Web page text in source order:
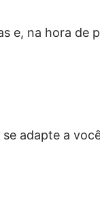
e, na hora de
adapte a